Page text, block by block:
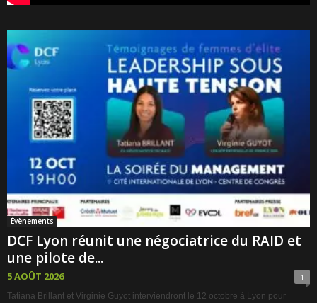
Évènements
DCF Lyon réunit une négociatrice du RAID et
une pilote de...
5 AOÛT 2026 1
Tatiana Brillant et Virginie Guyot interviendront le 12 octobre à Lyon pour